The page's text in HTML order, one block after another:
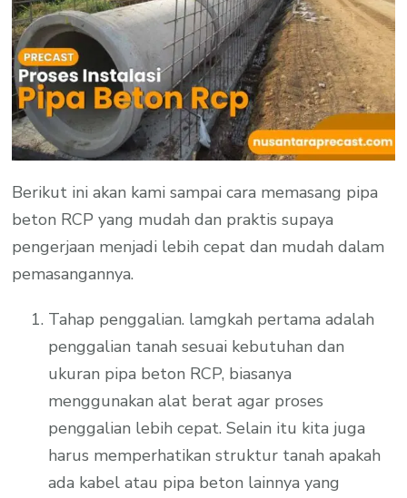
Berikut ini akan kami sampai cara memasang pipa
beton RCP yang mudah dan praktis supaya
pengerjaan menjadi lebih cepat dan mudah dalam
pemasangannya.
Tahap penggalian. lamgkah pertama adalah
penggalian tanah sesuai kebutuhan dan
ukuran pipa beton RCP, biasanya
menggunakan alat berat agar proses
penggalian lebih cepat. Selain itu kita juga
harus memperhatikan struktur tanah apakah
ada kabel atau pipa beton lainnya yang